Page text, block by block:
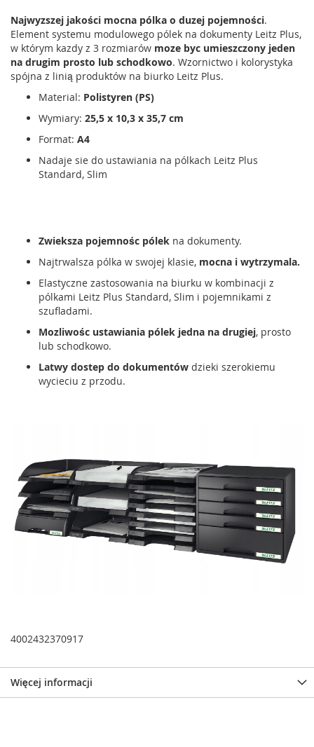
Najwyzszej jakości mocna pólka o duzej pojemności.
Element systemu modulowego pólek na dokumenty Leitz Plus,
w którym kazdy z 3 rozmiarów moze byc umieszczony jeden
na drugim prosto lub schodkowo. Wzornictwo i kolorystyka
spójna z linią produktów na biurko Leitz Plus.
Material: Polistyren (PS)
Wymiary: 25,5 x 10,3 x 35,7 cm
Format: A4
Nadaje sie do ustawiania na pólkach Leitz Plus
Standard, Slim
Zwieksza pojemnośc pólek na dokumenty.
Najtrwalsza pólka w swojej klasie, mocna i wytrzymala.
Elastyczne zastosowania na biurku w kombinacji z
pólkami Leitz Plus Standard, Slim i pojemnikami z
szufladami.
Mozliwośc ustawiania pólek jedna na drugiej, prosto
lub schodkowo.
Latwy dostep do dokumentów dzieki szerokiemu
wycieciu z przodu.
4002432370917
Więcej informacji